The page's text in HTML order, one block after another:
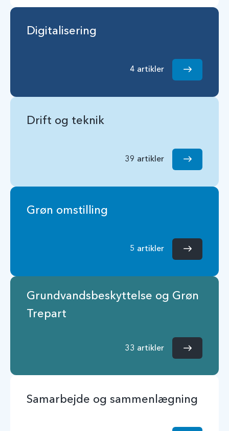
Digitalisering
4 artikler
Drift og teknik
39 artikler
Grøn omstilling
5 artikler
Grundvandsbeskyttelse og Grøn
Trepart
33 artikler
Samarbejde og sammenlægning